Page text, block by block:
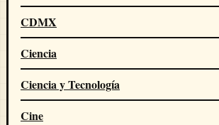
CDMX
Ciencia
Ciencia y Tecnología
Cine